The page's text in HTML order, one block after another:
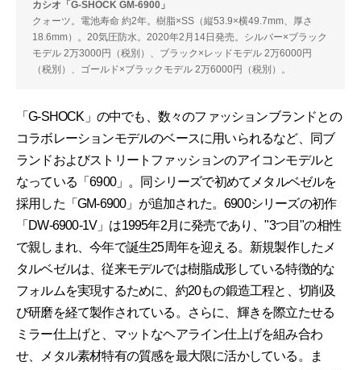
カシオ「G-SHOCK GM-6900」
クォーツ。電池寿命 約2年。樹脂×SS（縦53.9×横49.7mm、厚さ
18.6mm）。20気圧防水。2020年2月14日発売。シルバー×ブラック
モデル 2万3000円（税別）、ブラック×レッドモデル 2万6000円
（税別）、ゴールド×ブラックモデル 2万6000円（税別）。
「G-SHOCK」の中でも、数々のファッションブランドとの
コラボレーションモデルのベースに用いられるなど、同ブ
ランドおよびストリートファッションのアイコンモデルと
なっている「6900」。同シリーズで初めてメタルベゼルを
採用した「GM-6900」が追加された。6900シリーズの初作
「DW-6900-1V」は1995年2月に発売であり、"3つ目"の相性
で親しまれ、今年で誕生25周年を迎える。新規製作したメ
タルベゼルは、従来モデルでは樹脂成形している特徴的な
フォルムを実現するために、約20もの鍛造工程と、切削及
び研磨を経て製作されている。さらに、輝きを際立たせる
ミラー仕上げと、マットなヘアライン仕上げを組み合わ
せ、メタル素材特有の質感を最大限に活かしている。ま